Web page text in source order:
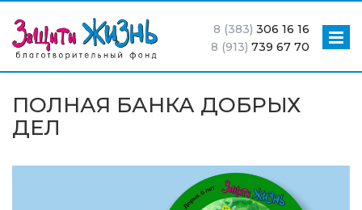
8 (383) 306 16 16
8 (913) 739 67 70
ПОЛНАЯ БАНКА ДОБРЫХ
ДЕЛ